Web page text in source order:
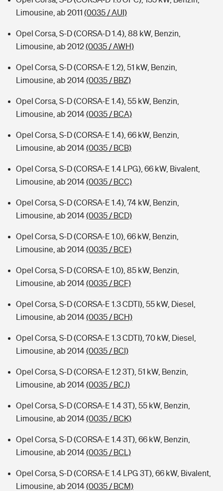
Limousine, ab 2011 (0035 / AUI)
Opel Corsa, S-D (CORSA-D 1.4), 88 kW, Benzin,
Limousine, ab 2012(0035 / AWH)
Opel Corsa, S-D (CORSA-E 1.2), 51 kW, Benzin,
Limousine, ab 2014(0035 / BBZ)
Opel Corsa, S-D (CORSA-E 1.4), 55 kW, Benzin,
Limousine, ab 2014(0035 / BCA)
Opel Corsa, S-D (CORSA-E 1.4), 66 kW, Benzin,
Limousine, ab 2014(0035 / BCB)
Opel Corsa, S-D (CORSA-E 1.4 LPG), 66 kW, Bivalent,
Limousine, ab 2014(0035 / BCC)
Opel Corsa, S-D (CORSA-E 1.4), 74 kW, Benzin,
Limousine, ab 2014(0035 / BCD)
Opel Corsa, S-D (CORSA-E 1.0), 66 kW, Benzin,
Limousine, ab 2014(0035 / BCE)
Opel Corsa, S-D (CORSA-E 1.0), 85 kW, Benzin,
Limousine, ab 2014(0035 / BCF)
Opel Corsa, S-D (CORSA-E 1.3 CDTI), 55 kW, Diesel,
Limousine, ab 2014(0035 / BCH)
Opel Corsa, S-D (CORSA-E 1.3 CDTI), 70 kW, Diesel,
Limousine, ab 2014(0035 / BCI)
Opel Corsa, S-D (CORSA-E 1.2 3T), 51 kW, Benzin,
Limousine, ab 2014(0035 / BCJ)
Opel Corsa, S-D (CORSA-E 1.4 3T), 55 kW, Benzin,
Limousine, ab 2014(0035 / BCK)
Opel Corsa, S-D (CORSA-E 1.4 3T), 66 kW, Benzin,
Limousine, ab 2014(0035 / BCL)
Opel Corsa, S-D (CORSA-E 1.4 LPG 3T), 66 kW, Bivalent,
Limousine, ab 2014(0035 / BCM)